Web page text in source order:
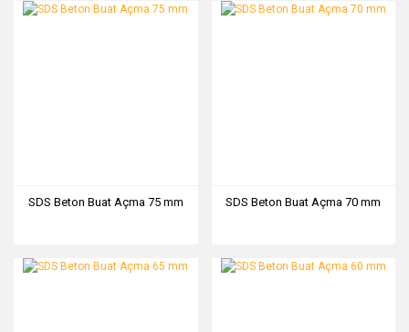
SDS Beton Buat Açma 75 mm SDS Beton Buat Açma 70 mm